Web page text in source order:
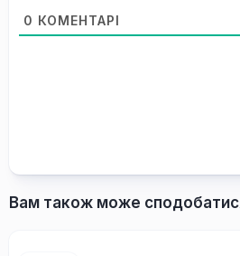
0 КОМЕНТАРІ
Вам також може